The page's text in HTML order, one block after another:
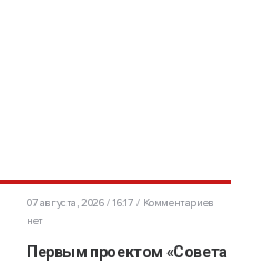
07 августа, 2026 / 16:17
Комментариев
нет
Первым проектом «Совета